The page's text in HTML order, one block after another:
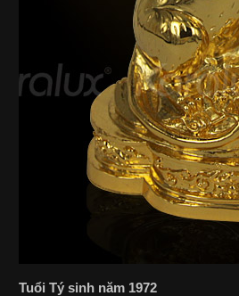
Tuổi Tý sinh năm 1972